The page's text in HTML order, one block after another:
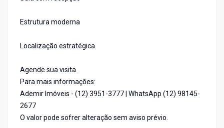
Estrutura moderna
Localização estratégica
Agende sua visita.
Para mais informações:
Ademir Imóveis - (12) 3951-3777 | WhatsApp (12) 98145-
2677
O valor pode sofrer alteração sem aviso prévio.